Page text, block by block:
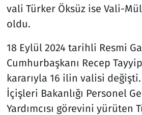
vali Türker Öksüz ise Vali-
oldu.
18 Eylül 2024 tarihli Resmi
Cumhurbaşkanı Recep
kararıyla 16 ilin valisi
İçişleri Bakanlığı Personel
Yardımcısı görevini yürüten
Teknoloji ve Bilim